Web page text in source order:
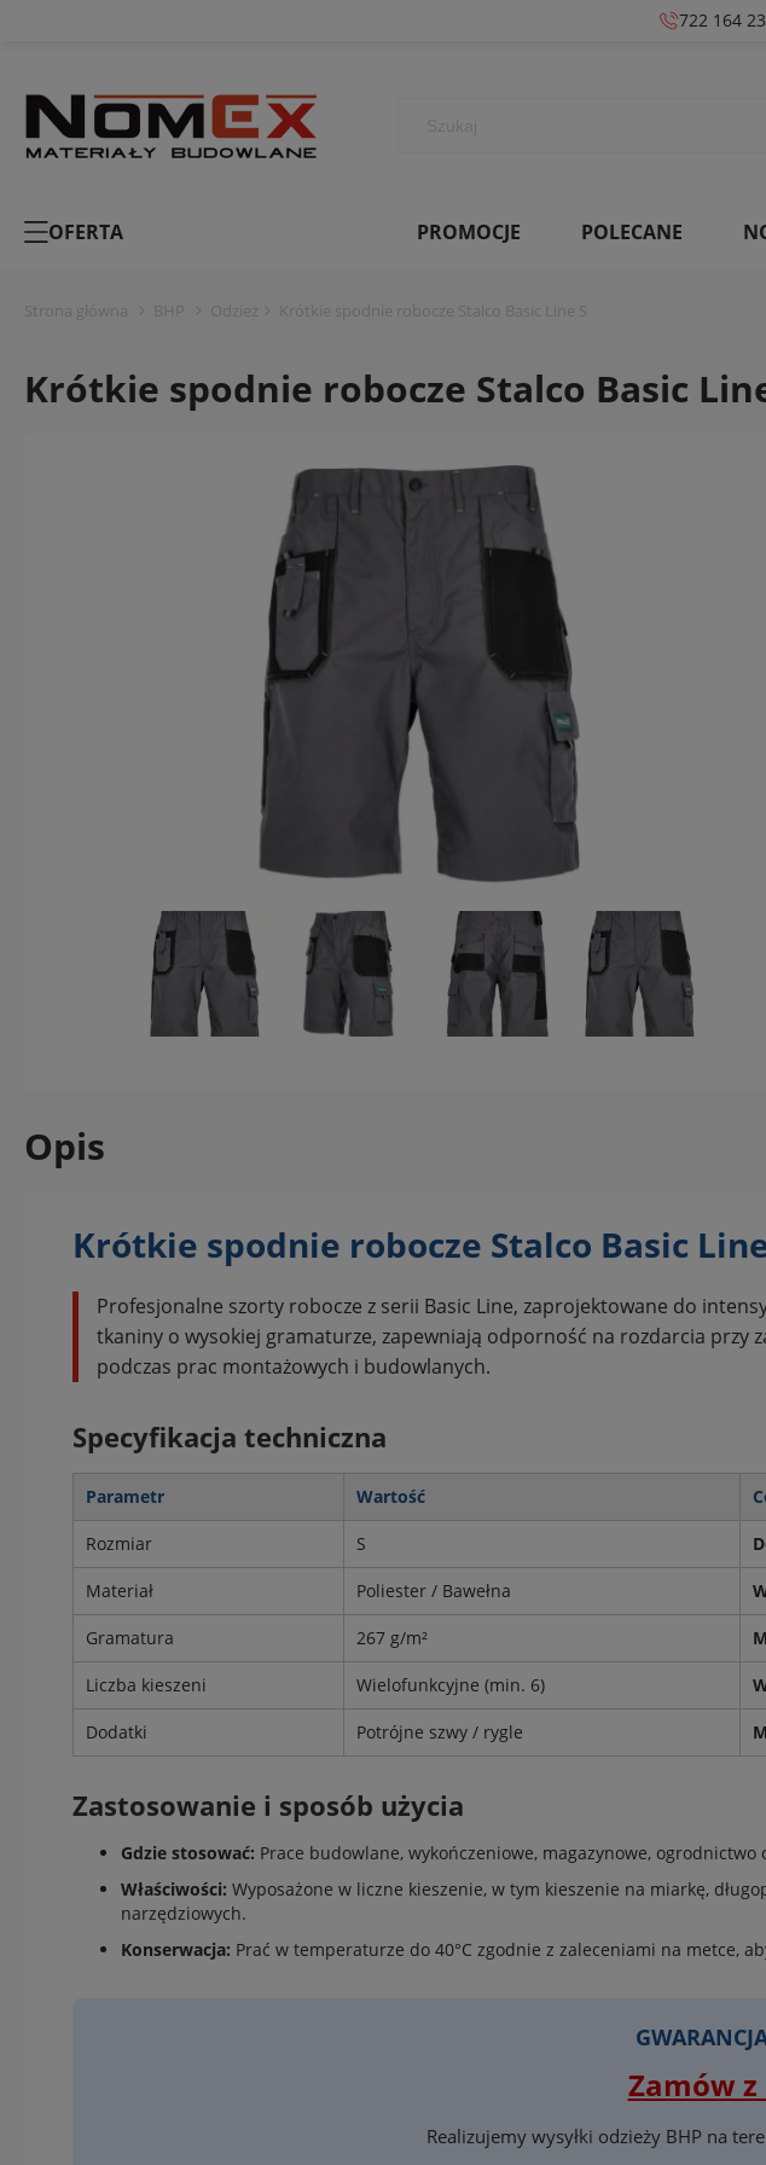
722 164
OFERTA PROMOCJE POLECANE
Strona główna BHP Odzież Krótkie spodnie robocze Stalco Basic Line S
Krótkie spodnie robocze Stalco Basic
Opis
Krótkie spodnie robocze Stalco Basic
Profesjonalne szorty robocze z serii Basic Line, zaprojektowane do
tkaniny o wysokiej gramaturze, zapewniają odporność na rozdarcia
podczas prac montażowych i budowlanych.
Specyfikacja techniczna
Parametr Wartość
Rozmiar S
Materiał Poliester / Bawełna
Gramatura 267 g/m²
Liczba kieszeni Wielofunkcyjne (min. 6)
Dodatki Potrójne szwy / rygle
Zastosowanie i sposób użycia
Gdzie stosować: Prace budowlane, wykończeniowe, magazynowe,
Właściwości: Wyposażone w liczne kieszenie, w tym kieszenie na miarkę,
narzędziowych.
Konserwacja: Prać w temperaturze do 40°C zgodnie z zaleceniami na metce,
Zamów
Realizujemy wysyłki odzieży BHP na